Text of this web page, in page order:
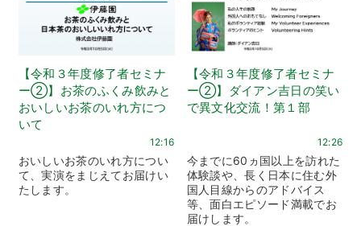
【令和３年度修了者セミナ
ー②】お茶のふくみ飲みと
おいしいお茶のいれ方につ
いて
12:16
おいしいお茶のいれ方につい
て、実演をまじえてお届けい
たします。
【令和３年度修了者セミナ
ー②】ダイアン吉日の笑い
で異文化交流！第１部
12:26
今までに60ヵ国以上を訪れた
体験談や、長く日本に住む外
国人目線からのアドバイス
等、面白エピソード満載でお
届けします。